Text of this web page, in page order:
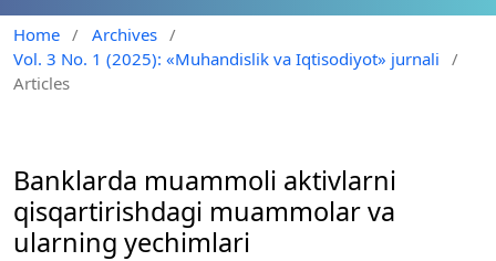
Home / Archives /
Vol. 3 No. 1 (2025): «Muhandislik va Iqtisodiyot» jurnali
/
Articles
Banklarda muammoli aktivlarni
qisqartirishdagi muammolar va
ularning yechimlari